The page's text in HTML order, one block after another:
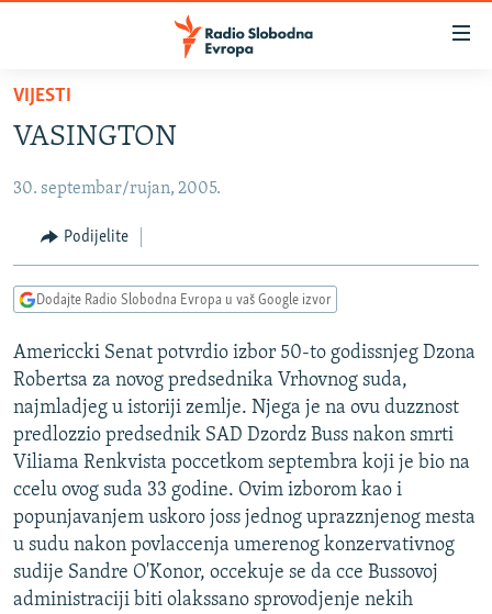
Pređite
glavni
Pređite
Pređite
pretragu
SRBIJA
KOSOVO
VIZUELNO
VIDEO
FOTOGALERIJE
INFOGRAFIKE
PODCASTI
RAT U UKRAJINI
KINA NA BALKANU
RSE PRIČE IZ SVIJETA
ISPRIČAJ MI
DNEVNO@RSE
SPECIJALI RSE
VIJESTI
VASINGTON
30. septembar/rujan, 2005.
Podijelite
Dodajte Radio Slobodna Evropa u vaš Google izvor
Americcki Senat potvrdio izbor 50-to godissnjeg Dzona
Robertsa za novog predsednika Vrhovnog suda,
najmladjeg u istoriji zemlje. Njega je na ovu duzznost
predlozzio predsednik SAD Dzordz Buss nakon smrti
Viliama Renkvista poccetkom septembra koji je bio na
ccelu ovog suda 33 godine. Ovim izborom kao i
popunjavanjem uskoro joss jednog uprazznjenog mesta
u sudu nakon povlaccenja umerenog konzervativnog
sudije Sandre O'Konor, occekuje se da cce Bussovoj
administraciji biti olakssano sprovodjenje nekih